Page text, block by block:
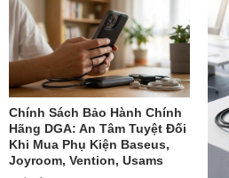
Chính Sách Bảo Hành Chính
Hãng DGA: An Tâm Tuyệt Đối
Khi Mua Phụ Kiện Baseus,
Joyroom, Vention, Usams